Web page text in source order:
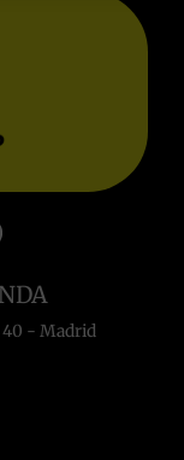
40 - Madrid